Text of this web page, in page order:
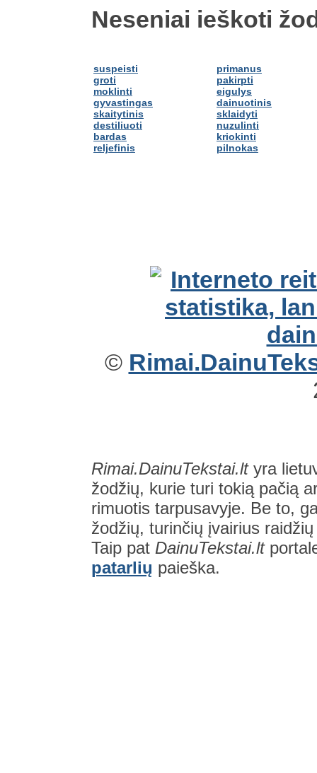
Neseniai ieškoti
suspeisti
groti
moklinti
gyvastingas
skaitytinis
destiliuoti
bardas
reljefinis
primanus
pakirpti
eigulys
dainuotinis
sklaidyti
nuzulinti
kriokinti
pilnokas
©
Rimai.DainuTekstai.ltyra
žodžių, kurie turi tokią pačią
rimuotis tarpusavyje. Be to,
žodžių, turinčių įvairius
Taip pat DainuTekstai.lt
patarlių paieška.